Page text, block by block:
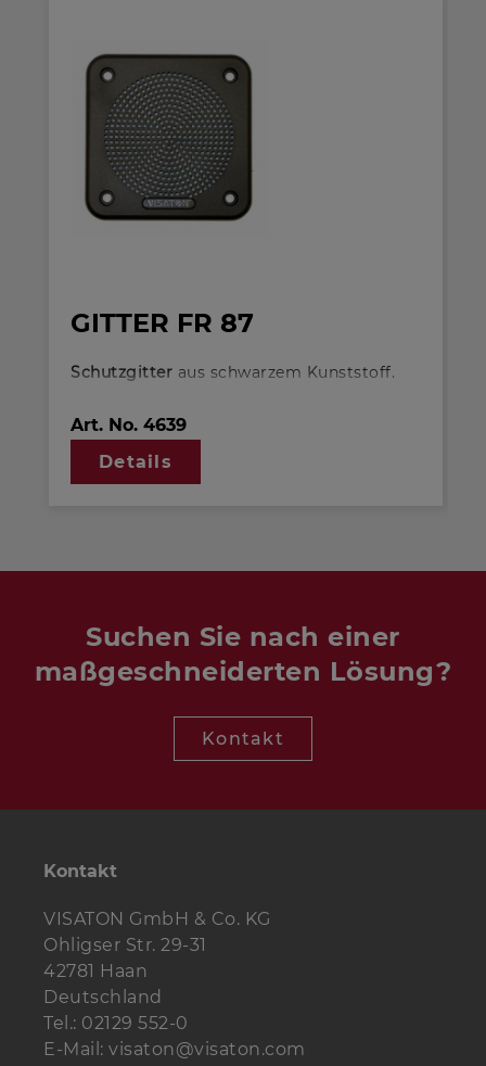
GITTER FR 87
Schutzgitter aus schwarzem Kunststoff.
lackiert erhältlich.
Passend für: FR 87, SL 87 WPM
Art. No. 4639
Details
Suchen Sie nach einer
maßgeschneiderten Lösung?
Kontakt
Kontakt
VISATON GmbH & Co. KG
Ohligser Str. 29-31
42781 Haan
Deutschland
Tel.: 02129 552-0
E-Mail: visaton@visaton.com